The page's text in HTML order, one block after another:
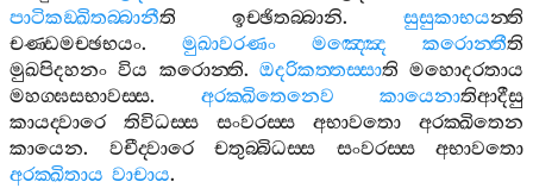
පාටිකඞ‍්ඛිතබ‍්බානීති ඉච‍්ඡිතබ‍්බානි. සුසුකාභයන‍්ති
චණ‍්ඩමච‍්ඡභයං. මුඛාවරණං මඤ‍්ඤෙ කරොන‍්තීති
මුඛපිදහනං විය කරොන‍්ති. ඔදරිකත‍්තස‍්සාති මහොදරතාය
මහග‍්ඝසභාවස‍්ස. අරක‍්ඛිතෙනෙව කායෙනාතිආදීසු
කායද‍්වාරෙ
තිවිධස‍්ස සංවරස‍්ස අභාවතො
අරක‍්ඛිතෙන
කායෙන. වචීද‍්වාරෙ චතුබ‍්බිධස‍්ස සංවරස‍්ස
අභාවතො
අරක‍්ඛිතාය වාචාය.